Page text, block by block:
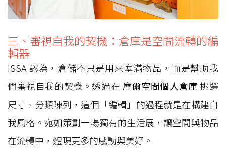
三、審視自我的契機：倉庫是空間流轉的編
輯器
ISSA 認為，倉儲不只是用來塞滿物品，而是幫助我
們審視自我的契機。透過在 摩爾空間個人倉庫挑選
尺寸、分類陳列，這個「編輯」的過程就是在構建自
我風格。宛如策劃一場獨有的生活展，讓空間與物品
在流轉中，體現更多的感動與美好。